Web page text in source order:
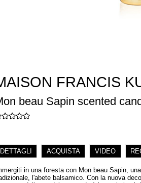
FRANCIS
beau Sapin scented
DETTAGLI ACQUISTA VIDEO
in una foresta con Mon beau Sapin,
l'abete balsamico. Con la nuova